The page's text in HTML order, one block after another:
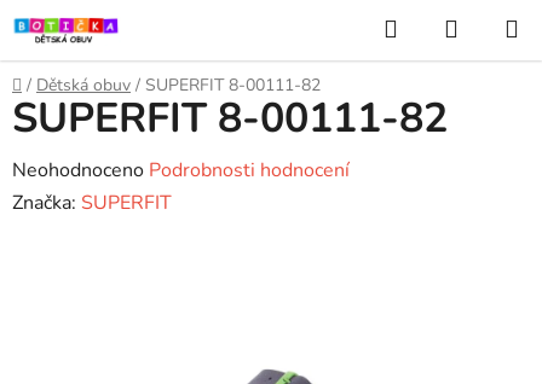
Přejít
na
obsah
Hledat
KOŠÍK
Domů
/ Dětská obuv / SUPERFIT 8-00111-82
SUPERFIT 8-00111-82
Průměrné
hodnocení
Neohodnoceno Podrobnosti hodnocení
Značka: SUPERFIT